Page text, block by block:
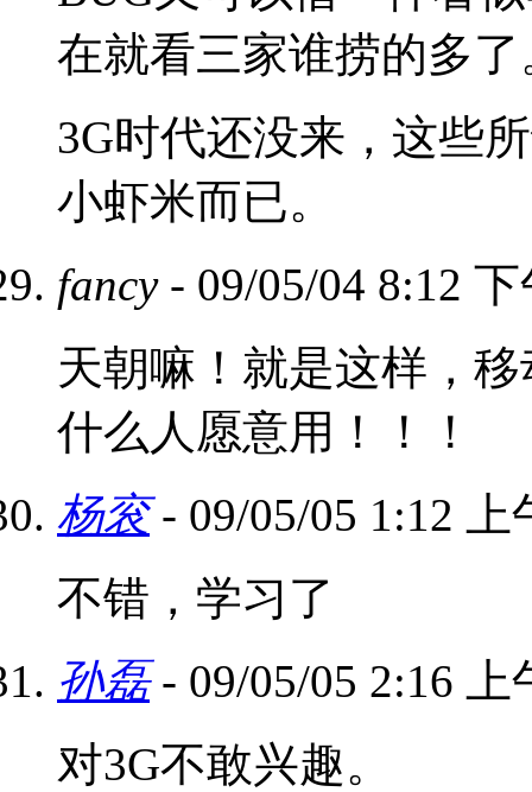
在就看三家谁捞的多了
3G时代还没来，这些
小虾米而已。
fancy- 09/05/04 8:12 下
天朝嘛！就是这样，
什么人愿意用！！！
杨衮- 09/05/05 1:12 上
不错，学习了
孙磊- 09/05/05 2:16 上
对3G不敢兴趣。